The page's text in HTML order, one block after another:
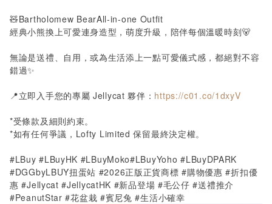
🧸Bartholomew BearAll-in-one Outfit
經典小熊換上可愛連身造型，萌度升級，陪伴每個溫暖時刻🐻
無論是送禮、自用，或為生活添上一點可愛儀式感，都絕對不容
錯過✨
📍立即入手您的專屬 Jellycat 夥伴： https://c01.co/1dxyV
*受條款及細則約束。
*如有任何爭議， Lofty Limited保留最終決定權。
#LBuy #LBuyHK #LBuyMoko#LBuyYoho #LBuyDPARK
#DGGbyLBUY扭蛋站 #2026正版正貨商標 #購物優惠 #折扣優
惠 #Jellycat #JellycatHK #新品登場 #毛公仔 #送禮推介
#PeanutStar #花盆栽 #賓尼兔#生活小確幸